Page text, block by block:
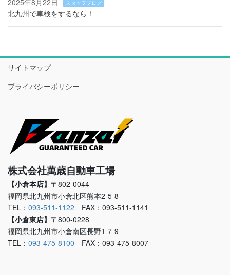
スタッフブログ
北九州で車検をするなら！
サイトマップ
プライバシーポリシー
株式会社萬歳自動車工場
【小倉本店】 〒802-0044
福岡県北九州市小倉北区熊本2-5-8
TEL： 093-511-1122 FAX：093-511-1141
【小倉東店】 〒800-0228
福岡県北九州市小倉南区長野1-7-9
TEL： 093-475-8100 FAX：093-475-8007